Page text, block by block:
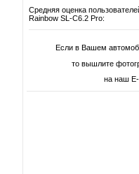
Средняя оценка
Rainbow SL-C6.2 Pro:
Если в Вашем
то вышлите
на наш